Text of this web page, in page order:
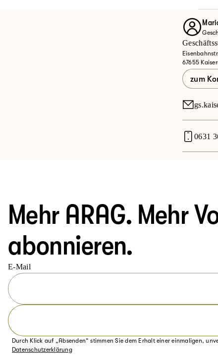
67655
zum
0631
Mehr ARAG. Mehr
abonnieren.
E-Mail
Durch Klick auf „Absenden“ stimmen Sie dem Erhalt einer einmaligen,
Datenschutzerklärung